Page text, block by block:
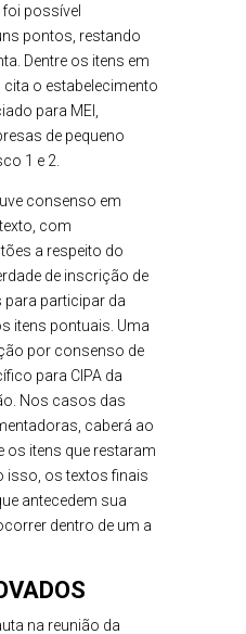
possível
pontos, restando
Dentre os itens em
o estabelecimento
para MEI,
de pequeno
1 e 2.
consenso em
com
a respeito do
de inscrição de
participar da
itens pontuais. Uma
por consenso de
para CIPA da
Nos casos das
caberá ao
os itens que restaram
isso, os textos finais
antecedem sua
dentro de um a
na reunião da